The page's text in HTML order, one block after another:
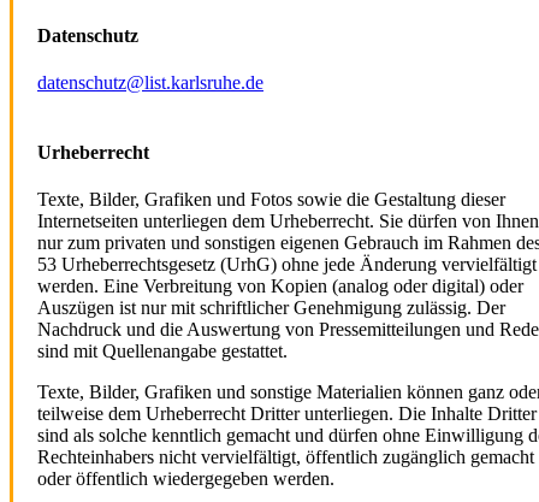
Datenschutz
datenschutz@list.karlsruhe.de
Urheberrecht
Texte, Bilder, Grafiken und Fotos sowie die Gestaltung dieser
Internetseiten unterliegen dem Urheberrecht. Sie dürfen von Ihnen
nur zum privaten und sonstigen eigenen Gebrauch im Rahmen
53 Urheberrechtsgesetz (UrhG) ohne jede Änderung vervielfältigt
werden. Eine Verbreitung von Kopien (analog oder digital) oder
Auszügen ist nur mit schriftlicher Genehmigung zulässig. Der
Nachdruck und die Auswertung von Pressemitteilungen und
sind mit Quellenangabe gestattet.
Texte, Bilder, Grafiken und sonstige Materialien können ganz
teilweise dem Urheberrecht Dritter unterliegen. Die Inhalte Dritter
sind als solche kenntlich gemacht und dürfen ohne Einwilligung
Rechteinhabers nicht vervielfältigt, öffentlich zugänglich gemacht
oder öffentlich wiedergegeben werden.